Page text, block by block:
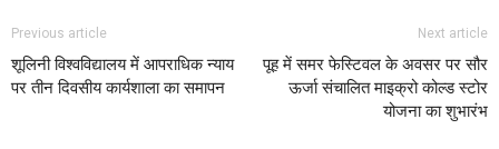
Previous article
शूलिनी विश्वविद्यालय में आपराधिक न्याय
पर तीन दिवसीय कार्यशाला का समापन
Next article
पूह में समर फेस्टिवल के अवसर पर सौर
ऊर्जा संचालित माइक्रो कोल्ड स्टोर
योजना का शुभारंभ